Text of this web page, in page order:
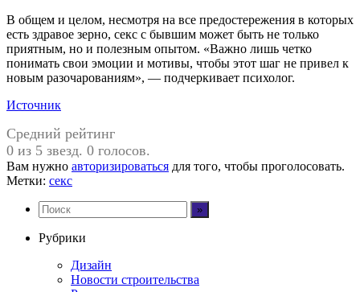
В общем и целом, несмотря на все предостережения в которых
есть здравое зерно, секс с бывшим может быть не только
приятным, но и полезным опытом. «Важно лишь четко
понимать свои эмоции и мотивы, чтобы этот шаг не привел к
новым разочарованиям», — подчеркивает психолог.
Источник
Средний рейтинг
0 из 5 звезд. 0 голосов.
Вам нужно авторизироваться для того, чтобы проголосовать.
Метки: секс
Рубрики
Дизайн
Новости строительства